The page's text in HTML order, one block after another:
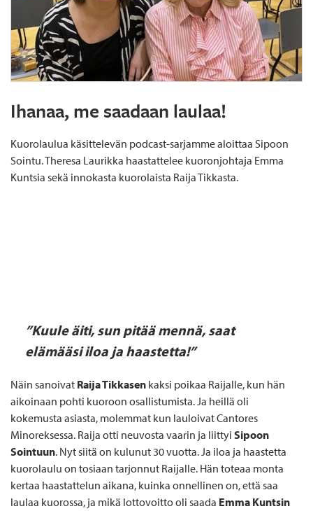
Ihanaa, me saadaan laulaa!
Kuorolaulua käsittelevän podcast-sarjamme aloittaa Sipoon
Sointu. Theresa Laurikka haastattelee kuoronjohtaja Emma
Kuntsia sekä innokasta kuorolaista Raija Tikkasta.
”Kuule äiti, sun pitää mennä, saat
elämääsi iloa ja haastetta!”
Näin sanoivat Raija Tikkasen kaksi poikaa Raijalle, kun hän
aikoinaan pohti kuoroon osallistumista. Ja heillä oli
kokemusta asiasta, molemmat kun lauloivat Cantores
Minoreksessa. Raija otti neuvosta vaarin ja liittyiSipoon
Sointuun. Nyt siitä on kulunut 30 vuotta. Ja iloa ja haastetta
kuorolaulu on tosiaan tarjonnut Raijalle. Hän toteaa monta
kertaa haastattelun aikana, kuinka onnellinen on, että saa
laulaa kuorossa, ja mikä lottovoitto oli saada Emma Kuntsin